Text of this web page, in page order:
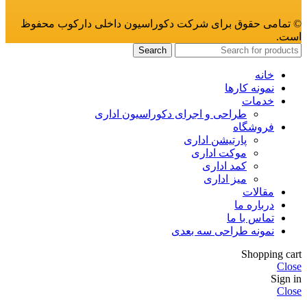
© تمامی حقوق برای شرکت دکوراسیون داخلی دارکوب محفوظ
است.
Search
خانه
نمونه کارها
خدمات
طراحی و اجرای دکوراسیون اداری
فروشگاه
پارتیشن اداری
موکت اداری
کمد اداری
میز اداری
مقالات
درباره ما
تماس با ما
نمونه طراحی سه بعدی
Shopping cart
Close
Sign in
Close